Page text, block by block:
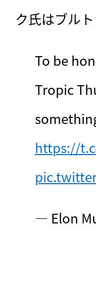
ク氏はブル
To be
Tropic
https://
— Elon